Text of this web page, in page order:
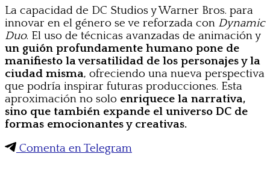
La capacidad de DC Studios y Warner Bros. para
innovar en el género se ve reforzada con Dynamic
Duo. El uso de técnicas avanzadas de animación y
un guión profundamente humano pone de
manifiesto la versatilidad de los personajes y la
ciudad misma, ofreciendo una nueva perspectiva
que podría inspirar futuras producciones. Esta
aproximación no solo enriquece la narrativa,
sino que también expande el universo DC de
formas emocionantes y creativas.
Comenta en Telegram